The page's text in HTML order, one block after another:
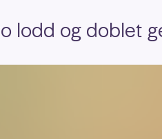
lodd og doblet